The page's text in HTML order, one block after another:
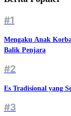
#1
Mengaku Anak
Balik Penjara
#2
Es Tradisional yang
#3